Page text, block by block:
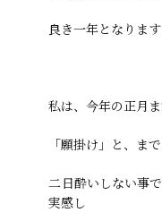
良き一年となりま
私は、今年の正月
「願掛け」と、ま
二日酔いしない事
実感し